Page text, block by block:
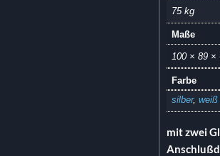
75 kg
Maße
100 × 89 ×
Farbe
silber, weiß
mit zwei